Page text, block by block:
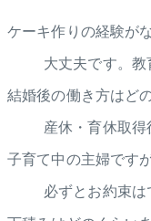
ケーキ作りの経験が
大丈夫です。
結婚後の働き方はど
産休・育休取
子育て中の主婦です
必ずとお約束